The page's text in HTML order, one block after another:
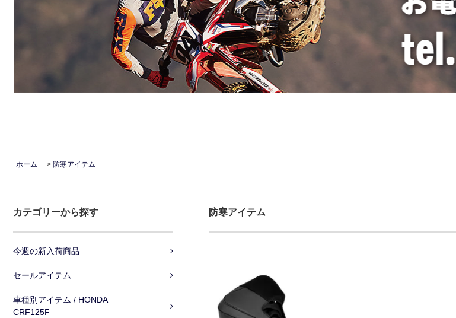
ホーム > 防寒アイテム
カテゴリーから探す
今週の新入荷商品
セールアイテム
車種別アイテム / HONDA
CRF125F
防寒アイテム